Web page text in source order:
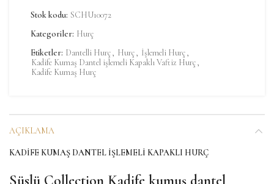
Stok kodu: SCHU10072
Kategoriler: Hurç
Etiketler: Dantelli Hurç, Hurç, İşlemeli Hurç,
Kadife Kumaş Dantel işlemeli Kapaklı Vaftiz Hurç,
Kadife Kumaş Hurç
AÇIKLAMA
KADIFE KUMAŞ DANTEL IŞLEMELI KAPAKLI HURÇ